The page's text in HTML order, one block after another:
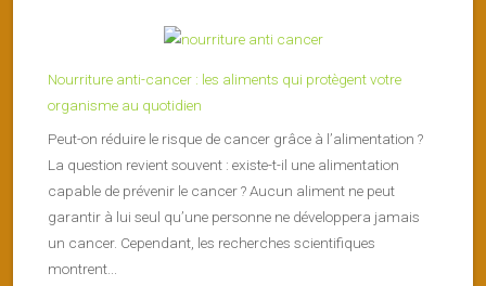
Nourriture anti-cancer : les aliments qui protègent votre
organisme au quotidien
Peut-on réduire le risque de cancer grâce à l’alimentation ?
La question revient souvent : existe-t-il une alimentation
capable de prévenir le cancer ? Aucun aliment ne peut
garantir à lui seul qu’une personne ne développera jamais
un cancer. Cependant, les recherches scientifiques
montrent...